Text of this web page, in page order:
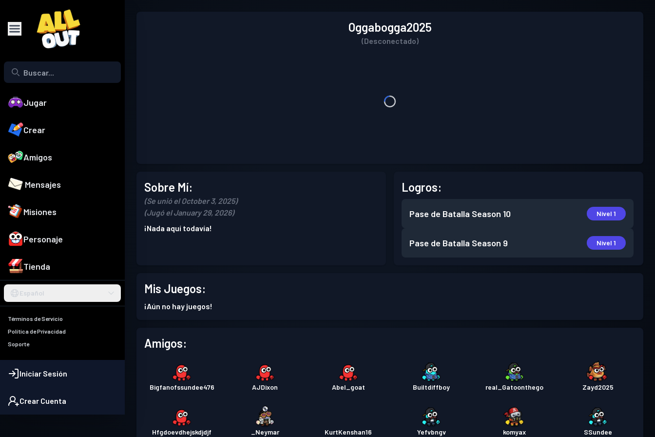
Jugar
Crear
Amigos
Mensajes
Misiones
Personaje
Tienda
Español
Términos de Servicio
Política de Privacidad
Soporte
Iniciar Sesión
Crear Cuenta
Oggabogga2025
(Desconectado)
Sobre Mí:
(Se unió el October 3, 2025)
(Jugó el January 29, 2026)
¡Nada aquí todavía!
Logros:
Pase de Batalla Season 10 Nivel 1
Pase de Batalla Season 9 Nivel 1
Mis Juegos:
¡Aún no hay juegos!
Amigos:
Bigfanofssundee476 AJDixon Abel_goat Builtdiffboy real_Gatoonthego Zayd2025
Hfgdoevdhejskdjdjf _Neymar KurtKenshan16 Yefvbngv komyax SSundee